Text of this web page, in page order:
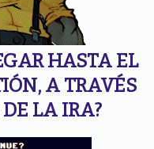
HASTA EL
A TRAVÉS
LA IRA?